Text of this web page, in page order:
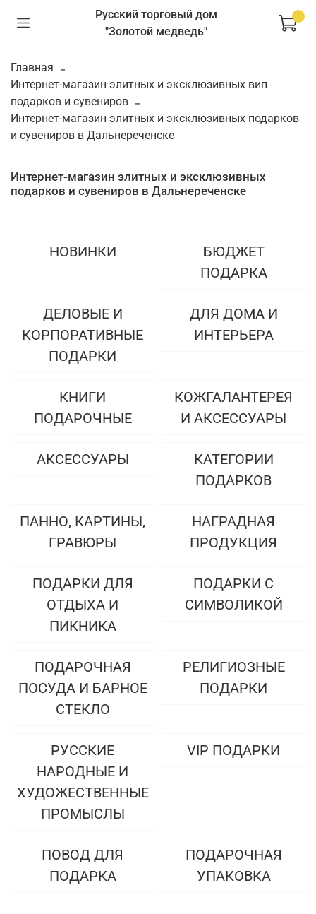
Русский торговый дом
"Золотой медведь"
Главная
Интернет-магазин элитных и эксклюзивных вип
подарков и сувениров
Интернет-магазин элитных и эксклюзивных подарков
и сувениров в Дальнереченске
Интернет-магазин элитных и эксклюзивных
подарков и сувениров в Дальнереченске
НОВИНКИ
БЮДЖЕТ
ПОДАРКА
ДЕЛОВЫЕ И
КОРПОРАТИВНЫЕ
ПОДАРКИ
ДЛЯ ДОМА И
ИНТЕРЬЕРА
КНИГИ
ПОДАРОЧНЫЕ
КОЖГАЛАНТЕРЕЯ
И АКСЕССУАРЫ
АКСЕССУАРЫ
КАТЕГОРИИ
ПОДАРКОВ
ПАННО, КАРТИНЫ,
ГРАВЮРЫ
НАГРАДНАЯ
ПРОДУКЦИЯ
ПОДАРКИ ДЛЯ
ОТДЫХА И
ПИКНИКА
ПОДАРКИ С
СИМВОЛИКОЙ
ПОДАРОЧНАЯ
ПОСУДА И БАРНОЕ
СТЕКЛО
РЕЛИГИОЗНЫЕ
ПОДАРКИ
РУССКИЕ
НАРОДНЫЕ И
ХУДОЖЕСТВЕННЫЕ
ПРОМЫСЛЫ
VIP ПОДАРКИ
ПОВОД ДЛЯ
ПОДАРКА
ПОДАРОЧНАЯ
УПАКОВКА